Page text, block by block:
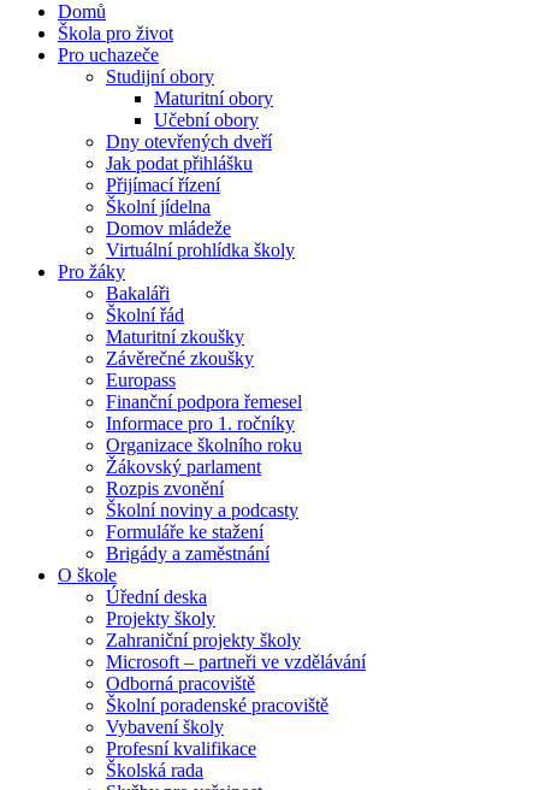
Domů
Škola pro život
Pro uchazeče
Studijní obory
Maturitní obory
Učební obory
Dny otevřených dveří
Jak podat přihlášku
Přijímací řízení
Školní jídelna
Domov mládeže
Virtuální prohlídka školy
Pro žáky
Bakaláři
Školní řád
Maturitní zkoušky
Závěrečné zkoušky
Europass
Finanční podpora řemesel
Informace pro 1. ročníky
Organizace školního roku
Žákovský parlament
Rozpis zvonění
Školní noviny a podcasty
Formuláře ke stažení
Brigády a zaměstnání
O škole
Úřední deska
Projekty školy
Zahraniční projekty školy
Microsoft – partneři ve vzdělávání
Odborná pracoviště
Školní poradenské pracoviště
Vybavení školy
Profesní kvalifikace
Školská rada